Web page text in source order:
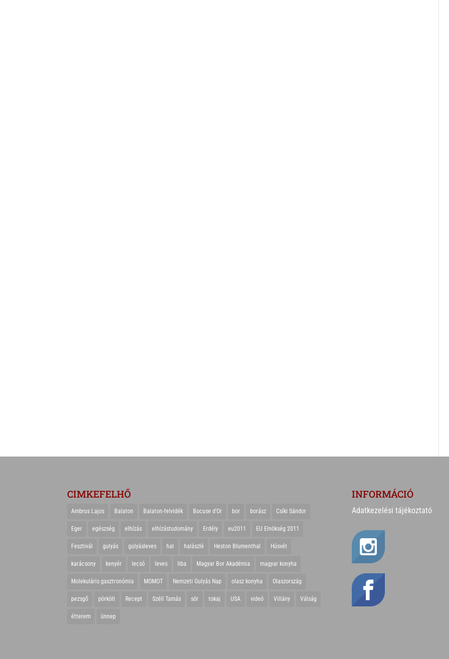
CIMKEFELHŐ
Ambrus Lajos Balaton Balaton-felvidék Bocuse d'Or bor borász Csíki Sándor
Eger egészség elhízás elhízástudomány Erdély eu2011 EU Elnökség 2011
Fesztivál gulyás gulyásleves hal halászlé Heston Blumenthal Húsvét
karácsony kenyér lecsó leves liba Magyar Bor Akadémia magyar konyha
Molekuláris gasztronómia MOMOT Nemzeti Gulyás Nap olasz konyha Olaszország
pezsgő pörkölt Recept Széll Tamás sör tokaj USA videó Villány Válság
étterem ünnep
INFORMÁCIÓ
Adatkezelési tájékoztató